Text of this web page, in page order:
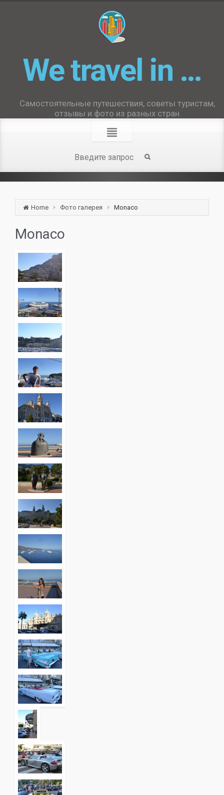
We travel in …
Самостоятельные путешествия, советы туристам,
отзывы и фото из разных стран
Home Фото галерея Monaco
Monaco